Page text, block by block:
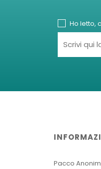
Ho letto,
Pacco